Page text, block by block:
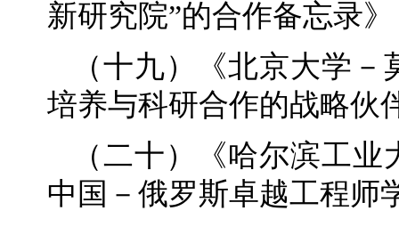
新研究院”的合作备忘录》
（十九）《北京大学
培养与科研合作的战略伙
（二十）《哈尔滨工
中国－俄罗斯卓越工程师